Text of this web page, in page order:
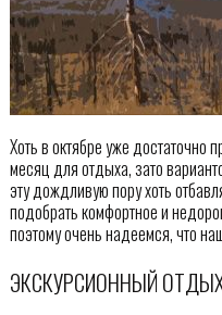
Хоть в октябре уже достаточно
месяц для отдыха, зато
эту дождливую пору хоть
подобрать комфортное и
поэтому очень надеемся, что
ЭКСКУРСИОННЫЙ